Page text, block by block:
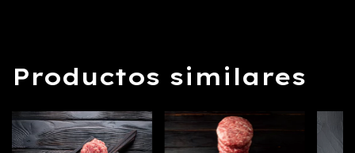
Productos similares